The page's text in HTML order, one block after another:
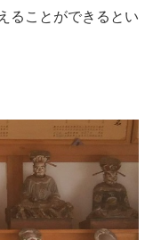
ることができるとい